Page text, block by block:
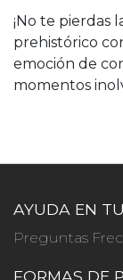
¡No te
prehistórico
emoción de
momentos
AYUDA EN
Preguntas
FORMAS DE